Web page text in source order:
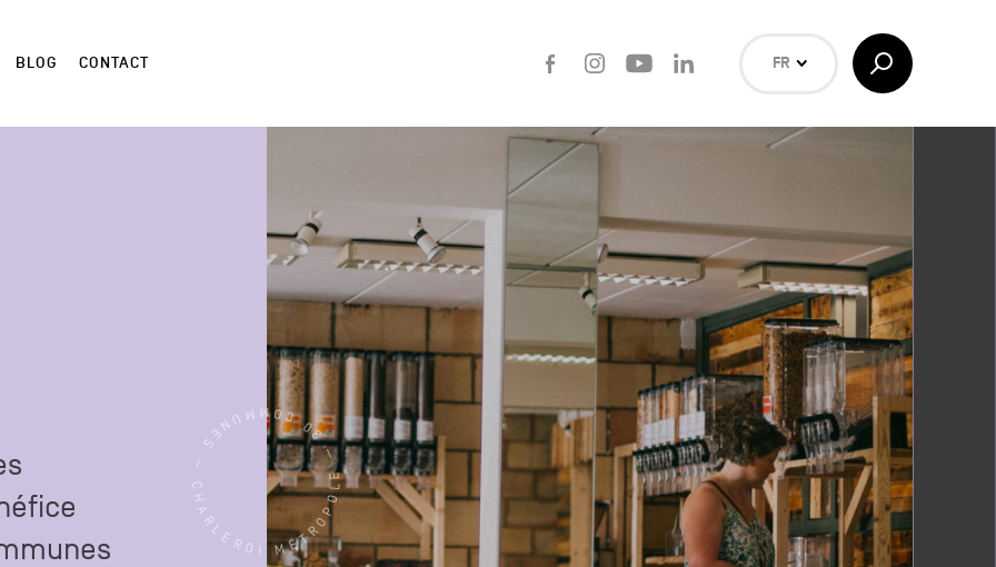
BLOG CONTACT
FacebookInstagramYoutube
FR
EN
Afficher/Masquer
la
Recherche
Rechercher
CHARLEROI MÉTROPOLE — 30 COMMUNES —